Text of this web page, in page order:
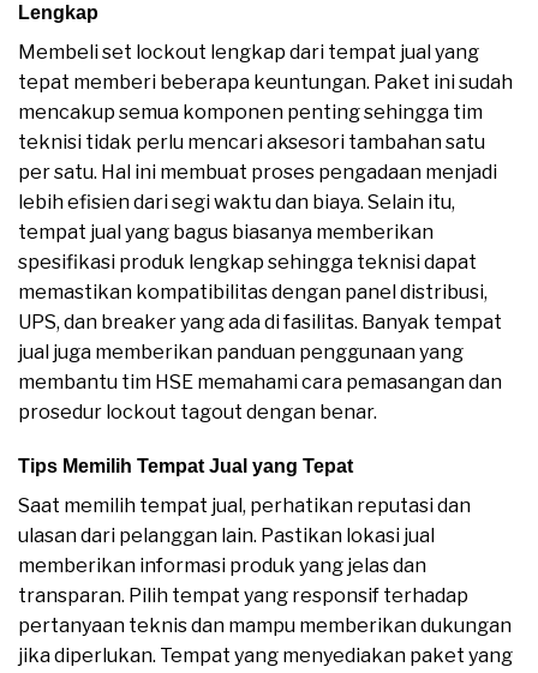
Lengkap
Membeli set lockout lengkap dari tempat jual yang
tepat memberi beberapa keuntungan. Paket ini sudah
mencakup semua komponen penting sehingga tim
teknisi tidak perlu mencari aksesori tambahan satu
per satu. Hal ini membuat proses pengadaan menjadi
lebih efisien dari segi waktu dan biaya. Selain itu,
tempat jual yang bagus biasanya memberikan
spesifikasi produk lengkap sehingga teknisi dapat
memastikan kompatibilitas dengan panel distribusi,
UPS, dan breaker yang ada di fasilitas. Banyak tempat
jual juga memberikan panduan penggunaan yang
membantu tim HSE memahami cara pemasangan dan
prosedur lockout tagout dengan benar.
Tips Memilih Tempat Jual yang Tepat
Saat memilih tempat jual, perhatikan reputasi dan
ulasan dari pelanggan lain. Pastikan lokasi jual
memberikan informasi produk yang jelas dan
transparan. Pilih tempat yang responsif terhadap
pertanyaan teknis dan mampu memberikan dukungan
jika diperlukan. Tempat yang menyediakan paket yang